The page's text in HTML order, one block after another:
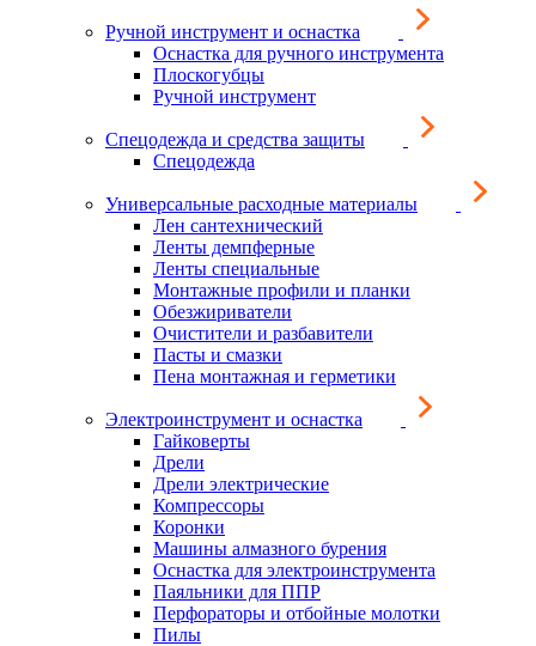
Ручной инструмент и оснастка
Оснастка для ручного инструмента
Плоскогубцы
Ручной инструмент
Спецодежда и средства защиты
Спецодежда
Универсальные расходные материалы
Лен сантехнический
Ленты демпферные
Ленты специальные
Монтажные профили и планки
Обезжириватели
Очистители и разбавители
Пасты и смазки
Пена монтажная и герметики
Электроинструмент и оснастка
Гайковерты
Дрели
Дрели электрические
Компрессоры
Коронки
Машины алмазного бурения
Оснастка для электроинструмента
Паяльники для ППР
Перфораторы и отбойные молотки
Пилы